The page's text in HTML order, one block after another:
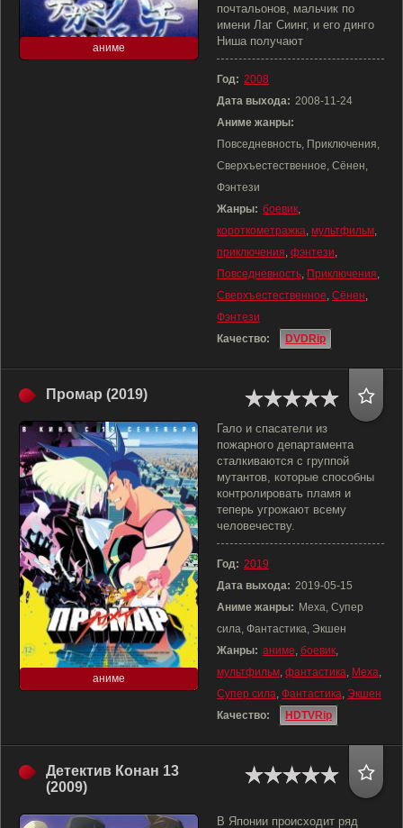
аниме
почтальонов, мальчик по
имени Лаг Сиинг, и его динго
Ниша получают
Год: 2008
Дата выхода: 2008-11-24
Аниме жанры:
Повседневность, Приключения,
Сверхъестественное, Сёнен,
Фэнтези
Жанры: боевик,
короткометражка, мультфильм,
приключения, фэнтези,
Повседневность, Приключения,
Сверхъестественное, Сёнен,
Фэнтези
Качество:
DVDRip
Промар (2019)
аниме
Гало и спасатели из
пожарного департамента
сталкиваются с группой
мутантов, которые способны
контролировать пламя и
теперь угрожают всему
человечеству.
Год: 2019
Дата выхода: 2019-05-15
Аниме жанры: Меха, Супер
сила, Фантастика, Экшен
Жанры: аниме, боевик,
мультфильм, фантастика, Меха,
Супер сила, Фантастика, Экшен
Качество:
HDTVRip
Детектив Конан 13
(2009)
В Японии происходит ряд